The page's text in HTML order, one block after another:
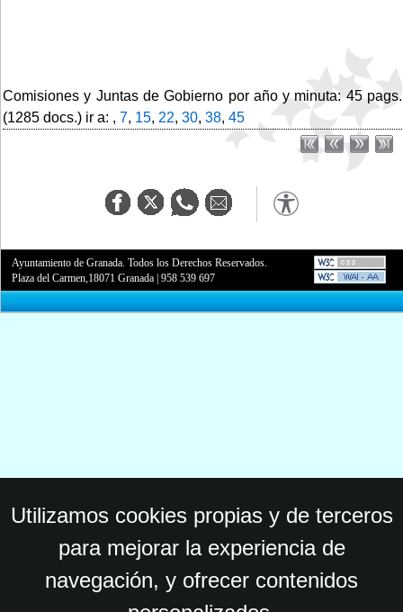
Comisiones y Juntas de Gobierno por año y minuta: 45 pags.
(1285 docs.) ir a: , 7, 15, 22, 30, 38, 45
Ayuntamiento de Granada. Todos los Derechos Reservados.
Plaza del Carmen,18071 Granada |958 539 697
Utilizamos cookies propias y de terceros
para mejorar la experiencia de
navegación, y ofrecer contenidos